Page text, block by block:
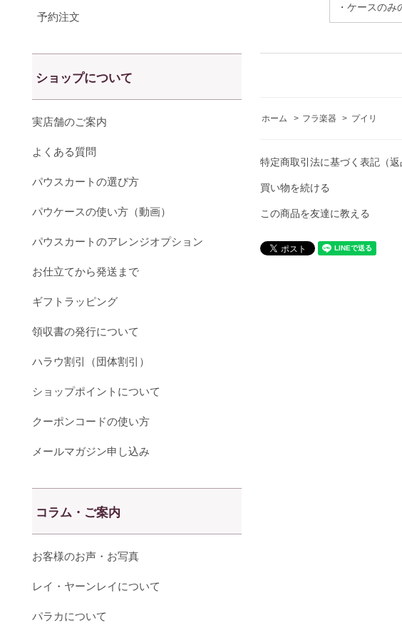
・ケースのみ
ホーム > フラ楽器 > プイリ
特定商取引法に基づく表記（返
買い物を続ける
この商品を友達に教える
予約注文
ショップについて
実店舗のご案内
よくある質問
パウスカートの選び方
パウケースの使い方（動画）
パウスカートのアレンジオプション
お仕立てから発送まで
ギフトラッピング
領収書の発行について
ハラウ割引（団体割引）
ショップポイントについて
クーポンコードの使い方
メールマガジン申し込み
コラム・ご案内
お客様のお声・お写真
レイ・ヤーンレイについて
パラカについて